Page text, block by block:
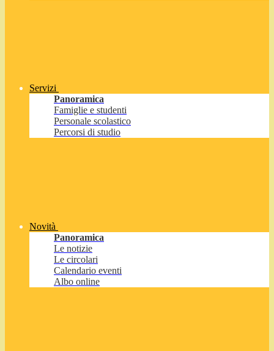
Servizi
Panoramica
Famiglie e studenti
Personale scolastico
Percorsi di studio
Novità
Panoramica
Le notizie
Le circolari
Calendario eventi
Albo online